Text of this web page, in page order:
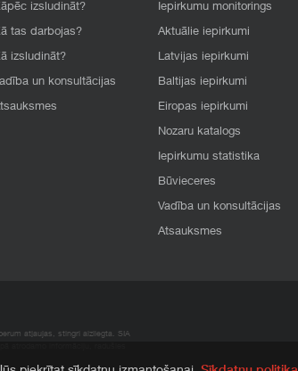
izsludināt?
tas darbojas?
izsludināt?
un konsultācijas
Iepirkumu monitorings
Aktuālie iepirkumi
Latvijas iepirkumi
Baltijas iepirkumi
Eiropas iepirkumi
Nozaru katalogs
Iepirkumu statistika
Būvieceres
Vadība un konsultācijas
Atsauksmes
atļaujas, stingri aizliegta. SIA